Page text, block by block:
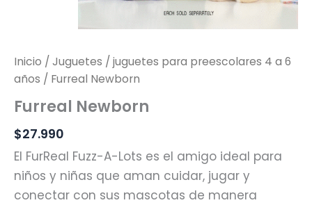
Inicio / Juguetes / juguetes para preescolares 4 a 6
años / Furreal Newborn
Furreal Newborn
$27.990
El FurReal Fuzz-A-Lots es el amigo ideal para
niños y niñas que aman cuidar, jugar y
conectar con sus mascotas de manera